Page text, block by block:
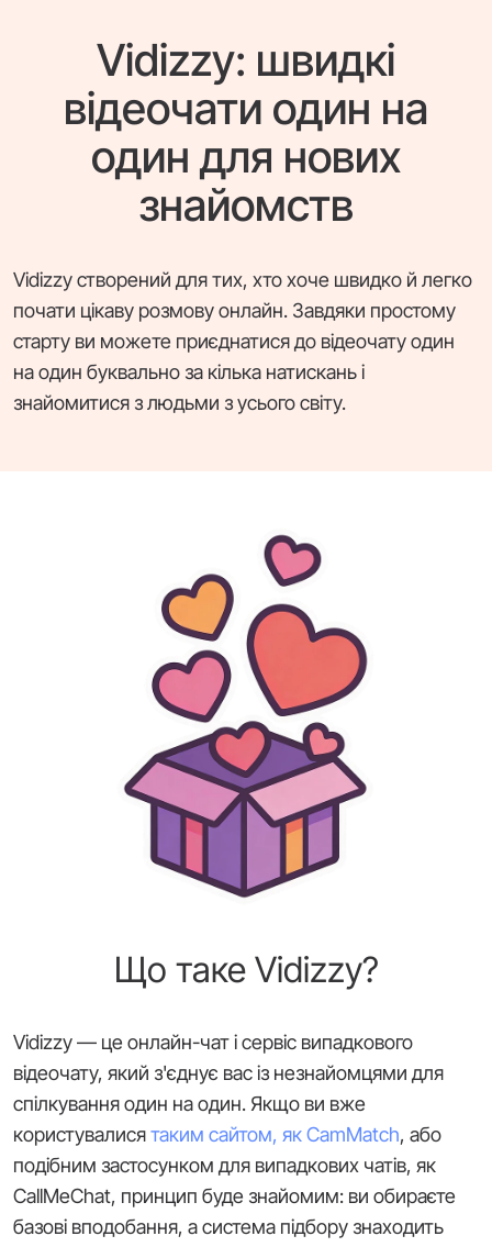
Vidizzy: швидкі
відеочати один на
один для нових
знайомств
Vidizzy створений для тих, хто хоче швидко й легко
почати цікаву розмову онлайн. Завдяки простому
старту ви можете приєднатися до відеочату один
на один буквально за кілька натискань і
знайомитися з людьми з усього світу.
Що таке Vidizzy?
Vidizzy — це онлайн-чат і сервіс випадкового
відеочату, який з'єднує вас із незнайомцями для
спілкування один на один. Якщо ви вже
користувалисятаким сайтом, як CamMatch, або
подібним застосунком для випадкових чатів, як
CallMeChat, принцип буде знайомим: ви обираєте
базові вподобання, а система підбору знаходить